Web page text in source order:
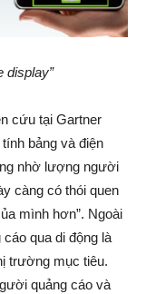
display”
cứu tại Gartner
bảng và điện
nhờ lượng người
càng có thói quen
mình hơn”. Ngoài
qua di động là
trường mục tiêu.
quảng cáo và